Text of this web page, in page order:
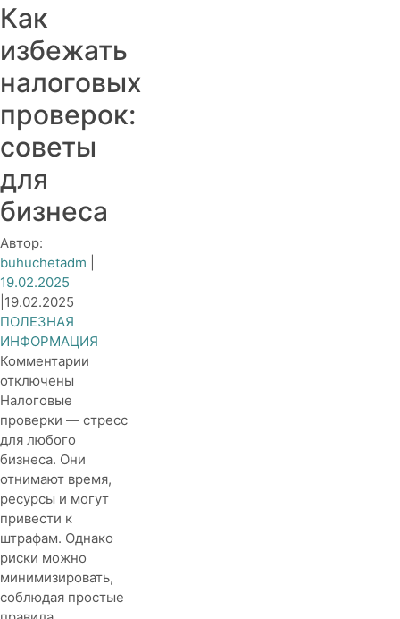
Как
избежать
налоговых
проверок:
советы
для
бизнеса
Автор:
buhuchetadm
19.02.2025
19.02.2025
ПОЛЕЗНАЯ
ИНФОРМАЦИЯ
Комментарии
избежать
советы
для
отключены
Налоговые
проверки — стресс
для любого
бизнеса. Они
отнимают время,
ресурсы и могут
привести к
штрафам. Однако
риски можно
минимизировать,
соблюдая простые